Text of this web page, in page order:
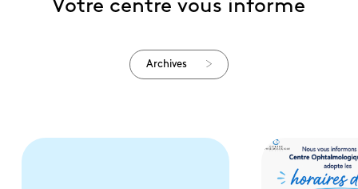
Votre centre vous informe
Archives